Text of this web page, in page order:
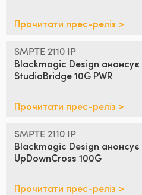
Прочитати прес-реліз >
SMPTE 2110 IP
Blackmagic Design анонсує
StudioBridge 10G PWR
Прочитати прес-реліз >
SMPTE 2110 IP
Blackmagic Design анонсує
UpDownCross 100G
Прочитати прес-реліз >